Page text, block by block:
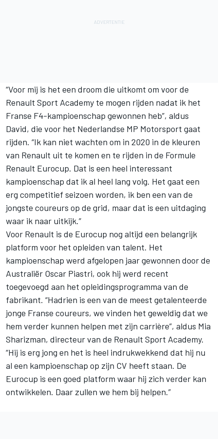
“Voor mij is het een droom die uitkomt om voor de
Renault Sport Academy te mogen rijden nadat ik het
Franse F4-kampioenschap gewonnen heb”, aldus
David, die voor het Nederlandse MP Motorsport gaat
rijden. “Ik kan niet wachten om in 2020 in de kleuren
van Renault uit te komen en te rijden in de Formule
Renault Eurocup. Dat is een heel interessant
kampioenschap dat ik al heel lang volg. Het gaat een
erg competitief seizoen worden, ik ben een van de
jongste coureurs op de grid, maar dat is een uitdaging
waar ik naar uitkijk.”
Voor Renault is de Eurocup nog altijd een belangrijk
platform voor het opleiden van talent. Het
kampioenschap werd afgelopen jaar gewonnen door de
Australiër Oscar Piastri, ook hij werd recent
toegevoegd aan het opleidingsprogramma van de
fabrikant. “Hadrien is een van de meest getalenteerde
jonge Franse coureurs, we vinden het geweldig dat we
hem verder kunnen helpen met zijn carrière”, aldus Mia
Sharizman, directeur van de Renault Sport Academy.
“Hij is erg jong en het is heel indrukwekkend dat hij nu
al een kampioenschap op zijn CV heeft staan. De
Eurocup is een goed platform waar hij zich verder kan
ontwikkelen. Daar zullen we hem bij helpen.”